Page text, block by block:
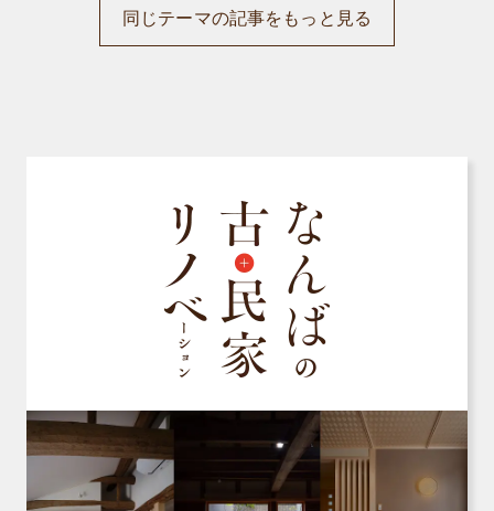
同じテーマの記事をもっと見る